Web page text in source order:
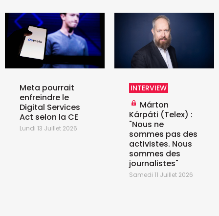
Meta pourrait
enfreindre le
Digital Services
Act selon la CE
Lundi 13 Juillet 2026
INTERVIEW
Márton
Kárpáti (Telex) :
"Nous ne
sommes pas des
activistes. Nous
sommes des
journalistes"
Samedi 11 Juillet 2026